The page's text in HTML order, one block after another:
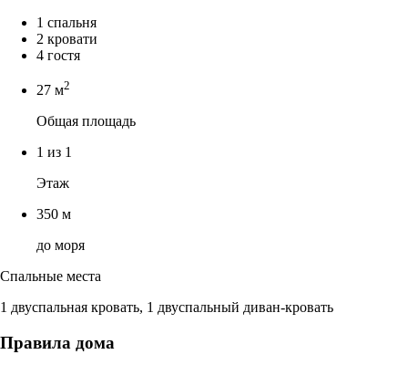
1 спальня
2 кровати
4 гостя
27 м2
Общая площадь
1 из 1
Этаж
350 м
до моря
Спальные места
1 двуспальная кровать, 1 двуспальный диван-кровать
Правила дома